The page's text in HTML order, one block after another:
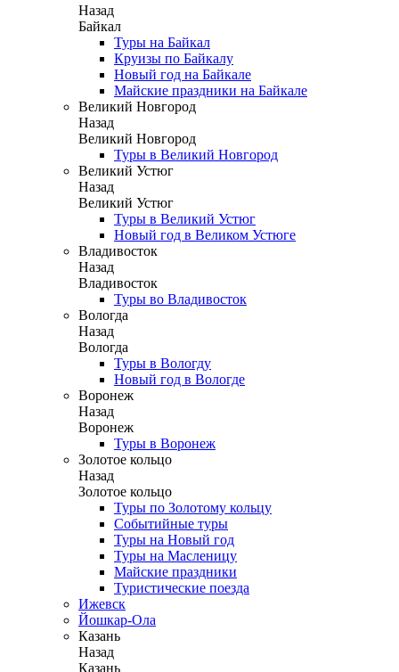
Назад
Байкал
Туры на Байкал
Круизы по Байкалу
Новый год на Байкале
Майские праздники на Байкале
Великий Новгород
Назад
Великий Новгород
Туры в Великий Новгород
Великий Устюг
Назад
Великий Устюг
Туры в Великий Устюг
Новый год в Великом Устюге
Владивосток
Назад
Владивосток
Туры во Владивосток
Вологда
Назад
Вологда
Туры в Вологду
Новый год в Вологде
Воронеж
Назад
Воронеж
Туры в Воронеж
Золотое кольцо
Назад
Золотое кольцо
Туры по Золотому кольцу
Событийные туры
Туры на Новый год
Туры на Масленицу
Майские праздники
Туристические поезда
Ижевск
Йошкар-Ола
Казань
Назад
Казань